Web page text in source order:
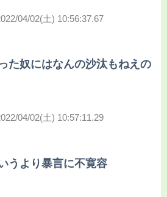
04/02(土) 10:56:37.67
た奴にはなんの沙汰もねえの
04/02(土) 10:57:11.29
うより暴言に不寛容